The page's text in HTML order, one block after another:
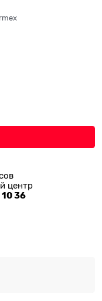
центр
36